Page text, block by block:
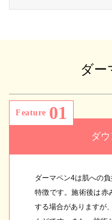
ダー
Feature 01
ダ
ダーマペン4は肌への
特徴です。施術後は赤
する場合がありますが